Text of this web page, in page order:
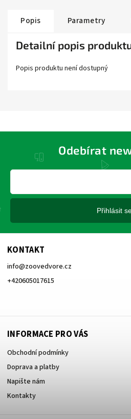
Popis Parametry
Detailní popis
Popis produktu není dostupný
KONTAKT
info@zoovedvore.cz
+420605017615
INFORMACE PRO VÁS
Obchodní podmínky
Doprava a platby
Napište nám
Kontakty
Odebírat
Přihlásit